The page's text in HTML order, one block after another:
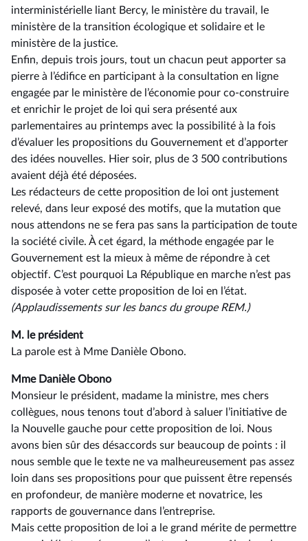
interministérielle liant Bercy, le ministère du travail, le
ministère de la transition écologique et solidaire et le
ministère de la justice.
Enfin, depuis trois jours, tout un chacun peut apporter sa
pierre à l’édifice en participant à la consultation en ligne
engagée par le ministère de l’économie pour co-construire
et enrichir le projet de loi qui sera présenté aux
parlementaires au printemps avec la possibilité à la fois
d’évaluer les propositions du Gouvernement et d’apporter
des idées nouvelles. Hier soir, plus de 3 500 contributions
avaient déjà été déposées.
Les rédacteurs de cette proposition de loi ont justement
relevé, dans leur exposé des motifs, que la mutation que
nous attendons ne se fera pas sans la participation de toute
la société civile. À cet égard, la méthode engagée par le
Gouvernement est la mieux à même de répondre à cet
objectif. C’est pourquoi La République en marche n’est pas
disposée à voter cette proposition de loi en l’état.
(Applaudissements sur les bancs du groupe REM.)
M. le président
La parole est à Mme Danièle Obono.
Mme Danièle Obono
Monsieur le président, madame la ministre, mes chers
collègues, nous tenons tout d’abord à saluer l’initiative de
la Nouvelle gauche pour cette proposition de loi. Nous
avons bien sûr des désaccords sur beaucoup de points : il
nous semble que le texte ne va malheureusement pas assez
loin dans ses propositions pour que puissent être repensés
en profondeur, de manière moderne et novatrice, les
rapports de gouvernance dans l’entreprise.
Mais cette proposition de loi a le grand mérite de permettre